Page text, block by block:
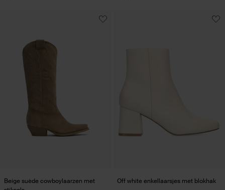
Beige suède cowboylaarzen met
Off white enkellaarsjes met blokhak